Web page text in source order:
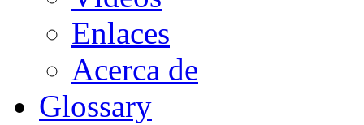
Enlaces
Acerca de
Glossary